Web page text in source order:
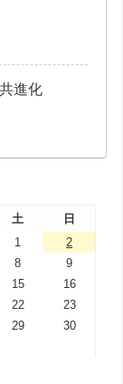
進化
土
日
1
2
8
9
15
16
22
23
29
30